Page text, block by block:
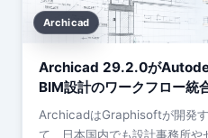
Archicad
Archicad 29.2.0が
BIM設計のワークフロー統
ArchicadはGraphisoftが開発
て、日本国内でも設計事務所や